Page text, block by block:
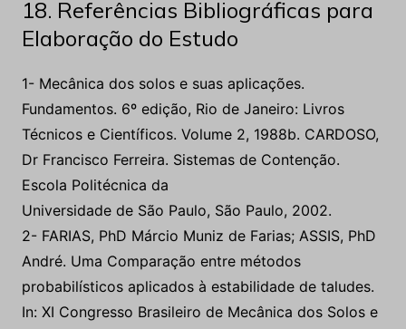
Fundamentos. 6º edição, Rio de Janeiro: Livros
Técnicos e Científicos. Volume 2, 1988b. CARDOSO,
Escola Politécnica da
Universidade de São Paulo, São Paulo, 2002.
2- FARIAS, PhD Márcio Muniz de Farias; ASSIS, PhD
André. Uma Comparação entre métodos
probabilísticos aplicados à estabilidade de taludes.
In: XI Congresso Brasileiro de Mecânica dos Solos e
Engenharia Geotécnica – COBRAMSEG 1998, volume
I. 1998.
3 – GUIDICIN I, Guido, NIEBLE, Carlos Manuel.
Estabilidade de taludes naturais e de escavação.